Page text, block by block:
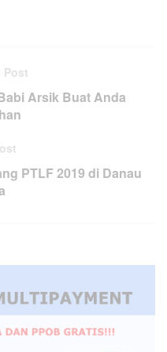
Post
Arsik Buat Anda
PTLF 2019 di Danau